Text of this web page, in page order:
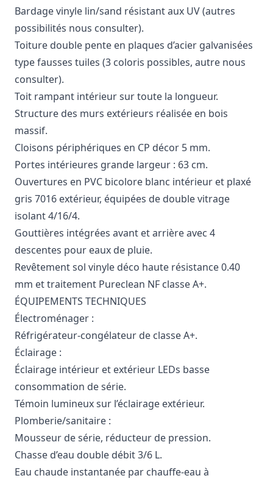
Bardage vinyle lin/sand résistant aux UV (autres
possibilités nous consulter).
Toiture double pente en plaques d’acier galvanisées
type fausses tuiles (3 coloris possibles, autre nous
consulter).
Toit rampant intérieur sur toute la longueur.
Structure des murs extérieurs réalisée en bois
massif.
Cloisons périphériques en CP décor 5 mm.
Portes intérieures grande largeur : 63 cm.
Ouvertures en PVC bicolore blanc intérieur et plaxé
gris 7016 extérieur, équipées de double vitrage
isolant 4/16/4.
Gouttières intégrées avant et arrière avec 4
descentes pour eaux de pluie.
Revêtement sol vinyle déco haute résistance 0.40
mm et traitement Pureclean NF classe A+.
ÉQUIPEMENTS TECHNIQUES
Électroménager :
Réfrigérateur-congélateur de classe A+.
Éclairage :
Éclairage intérieur et extérieur LEDs basse
consommation de série.
Témoin lumineux sur l’éclairage extérieur.
Plomberie/sanitaire :
Mousseur de série, réducteur de pression.
Chasse d’eau double débit 3/6 L.
Eau chaude instantanée par chauffe-eau à